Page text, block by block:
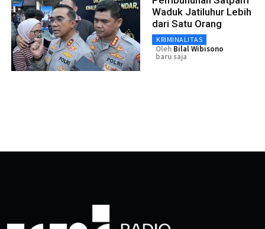
Waduk Jatiluhur Lebih
dari Satu Orang
KRIMINALITAS
Oleh Bilal Wibisono
baru saja